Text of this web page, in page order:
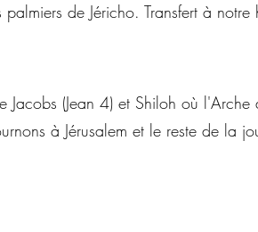
de Jéricho. Transfert à notre
Jacobs (Jean 4) et Shiloh où
à Jérusalem et le reste de la